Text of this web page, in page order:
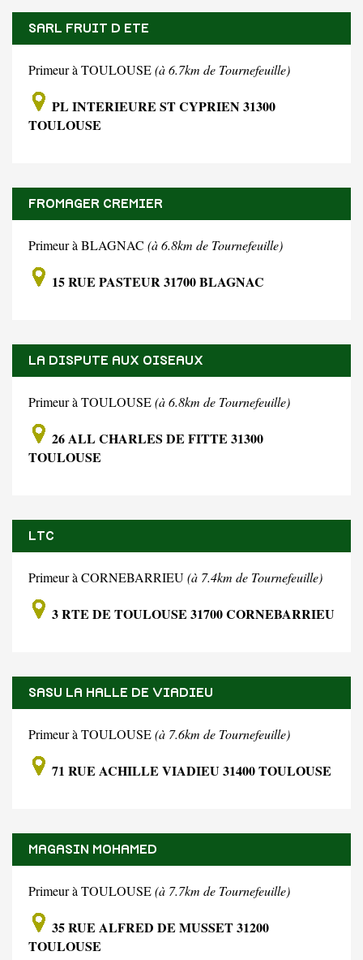
SARL FRUIT D ETE
Primeur à TOULOUSE(à 6.7km de Tournefeuille)
PL INTERIEURE ST CYPRIEN 31300
TOULOUSE
FROMAGER CREMIER
Primeur à BLAGNAC (à 6.8km de Tournefeuille)
15 RUE PASTEUR 31700 BLAGNAC
LA DISPUTE AUX OISEAUX
Primeur à TOULOUSE(à 6.8km de Tournefeuille)
26 ALL CHARLES DE FITTE 31300
TOULOUSE
LTC
Primeur à CORNEBARRIEU(à 7.4km de Tournefeuille)
3 RTE DE TOULOUSE 31700 CORNEBARRIEU
SASU LA HALLE DE VIADIEU
Primeur à TOULOUSE(à 7.6km de Tournefeuille)
71 RUE ACHILLE VIADIEU 31400 TOULOUSE
MAGASIN MOHAMED
Primeur à TOULOUSE(à 7.7km de Tournefeuille)
35 RUE ALFRED DE MUSSET 31200
TOULOUSE